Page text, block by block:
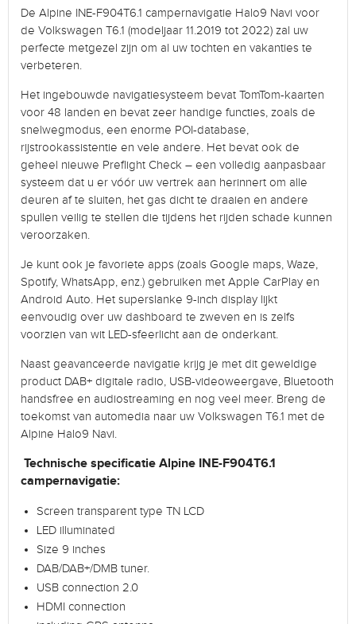
De Alpine INE-F904T6.1 campernavigatie Halo9 Navi voor
de Volkswagen T6.1 (modeljaar 11.2019 tot 2022) zal uw
perfecte metgezel zijn om al uw tochten en vakanties te
verbeteren.
Het ingebouwde navigatiesysteem bevat TomTom-kaarten
voor 48 landen en bevat zeer handige functies, zoals de
snelwegmodus, een enorme POI-database,
rijstrookassistentie en vele andere. Het bevat ook de
geheel nieuwe Preflight Check – een volledig aanpasbaar
systeem dat u er vóór uw vertrek aan herinnert om alle
deuren af te sluiten, het gas dicht te draaien en andere
spullen veilig te stellen die tijdens het rijden schade kunnen
veroorzaken.
Je kunt ook je favoriete apps (zoals Google maps, Waze,
Spotify, WhatsApp, enz.) gebruiken met Apple CarPlay en
Android Auto. Het superslanke 9-inch display lijkt
eenvoudig over uw dashboard te zweven en is zelfs
voorzien van wit LED-sfeerlicht aan de onderkant.
Naast geavanceerde navigatie krijg je met dit geweldige
product DAB+ digitale radio, USB-videoweergave, Bluetooth
handsfree en audiostreaming en nog veel meer. Breng de
toekomst van automedia naar uw Volkswagen T6.1 met de
Alpine Halo9 Navi.
Technische specificatie Alpine INE-F904T6.1
campernavigatie:
Screen transparent type TN LCD
LED illuminated
Size 9 inches
DAB/DAB+/DMB tuner.
USB connection 2.0
HDMI connection